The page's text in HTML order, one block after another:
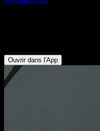
Ouvrir dans l'App